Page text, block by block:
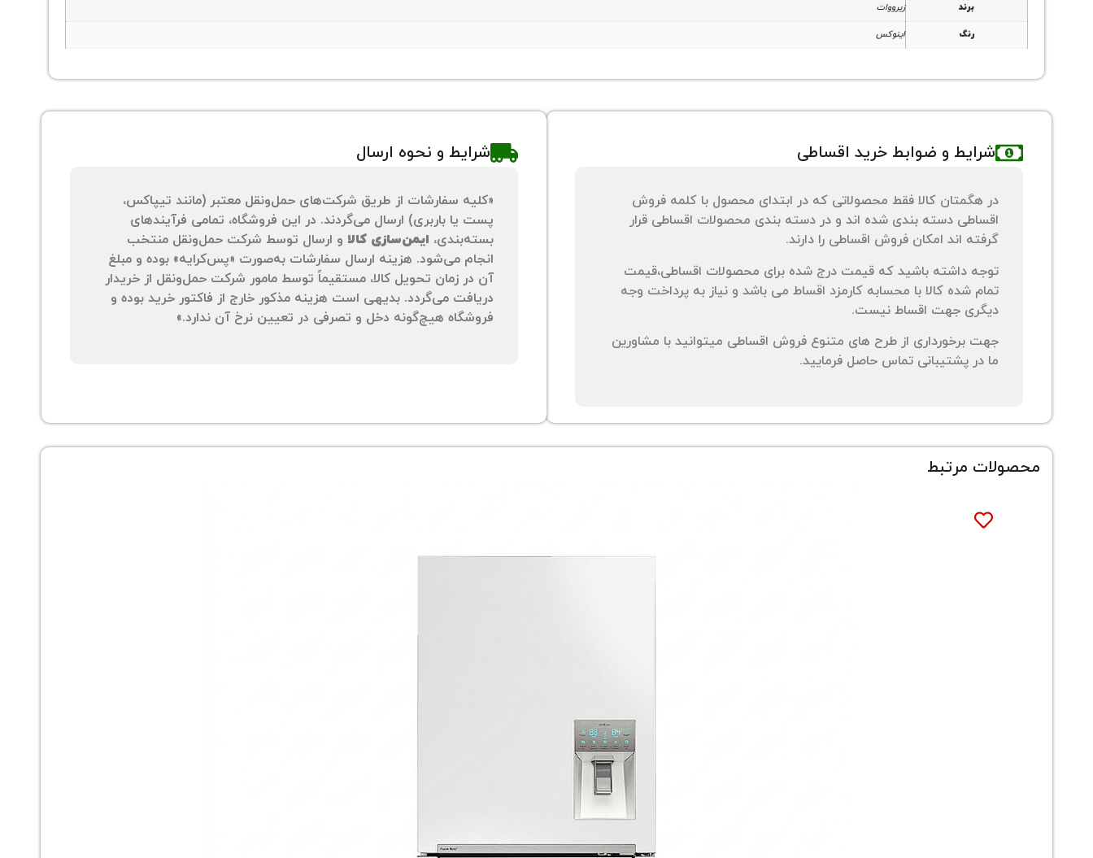
برند زیرووات
رنگ اینوکس
شرایط و ضوابط خرید اقساطی
در هگمتان کالا فقط محصولاتی که در ابتدای محصول با کلمه فروش
اقساطی دسته بندی شده اند و در دسته بندی محصولات اقساطی قرار
گرفته اند امکان فروش اقساطی را دارند.
توجه داشته باشید که قیمت درج شده برای محصولات اقساطی،قیمت
تمام شده کالا با محسابه کارمزد اقساط می باشد و نیاز به پرداخت وجه
دیگری جهت اقساط نیست.
جهت برخورداری از طرح های متنوع فروش اقساطی میتوانید با مشاورین
ما در پشتیبانی تماس حاصل فرمایید.
شرایط و نحوه ارسال
«کلیه سفارشات از طریق شرکت‌های حمل‌ونقل معتبر (مانند تیپاکس،
پست یا باربری) ارسال می‌گردند. در این فروشگاه، تمامی فرآیندهای
بسته‌بندی، ایمن‌سازی کالا و ارسال توسط شرکت حمل‌ونقل منتخب
انجام می‌شود. هزینه ارسال سفارشات به‌صورت «پس‌کرایه» بوده و مبلغ
آن در زمان تحویل کالا، مستقیماً توسط مامور شرکت حمل‌ونقل از خریدار
دریافت می‌گردد. بدیهی است هزینه مذکور خارج از فاکتور خرید بوده و
فروشگاه هیچ‌گونه دخل و تصرفی در تعیین نرخ آن ندارد.»
محصولات مرتبط